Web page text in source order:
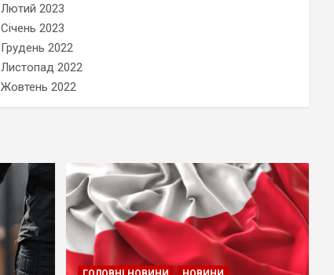
Лютий 2023
Січень 2023
Грудень 2022
Листопад 2022
Жовтень 2022